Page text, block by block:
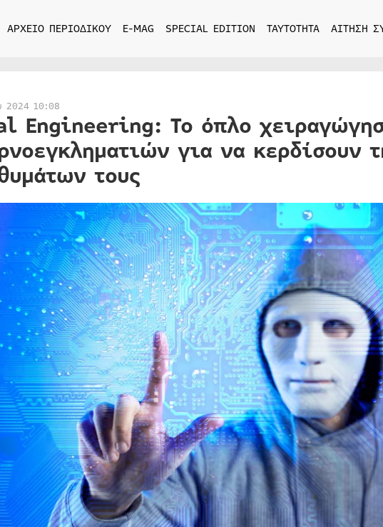
ΑΡΧΕΙΟ ΠΕΡΙΟΔΙΚΟΥ E-MAG SPECIAL EDITION ΤΑΥΤΟΤΗΤΑ ΑΙΤΗΣΗ
2024 10:08
Engineering: Το όπλο
για να κερδίσουν
τους